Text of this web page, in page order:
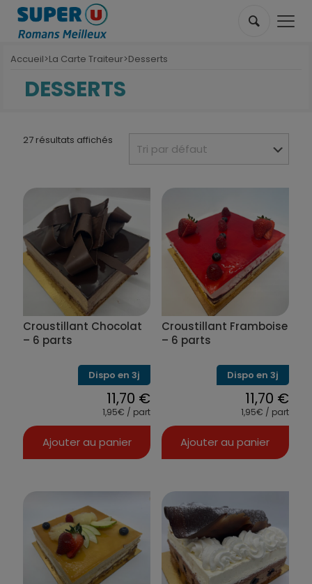
Accueil>La Carte Traiteur>Desserts
DESSERTS
27 résultats affichés
Croustillant Chocolat
– 6 parts
Dispo en 3j
11,70 €
1,95€ / part
Ajouter au panier
Croustillant Framboise
– 6 parts
Dispo en 3j
11,70 €
1,95€ / part
Ajouter au panier